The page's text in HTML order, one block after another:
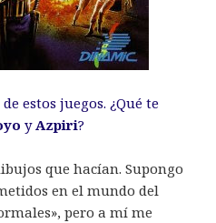
estos juegos. ¿Qué te
y Azpiri?
que hacían. Supongo
en el mundo del
pero a mí me